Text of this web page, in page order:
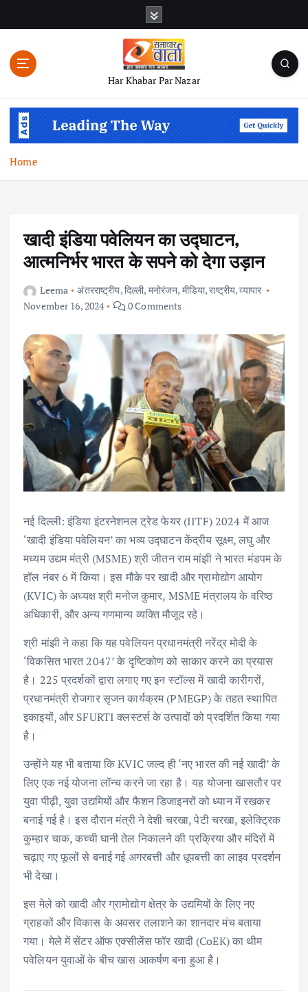
n
Har Khabar Par Nazar
Home
खादी इंडिया पवेलियन का उद्घाटन,
आत्मनिर्भर भारत के सपने को देगा उड़ान
Leema अंतरराष्ट्रीय,दिल्ली, मनोरंजन, मीडिया,राष्ट्रीय,व्यापार
November 16, 2024
0 Comments
नई दिल्ली: इंडिया इंटरनेशनल ट्रेड फेयर (IITF) 2024 में आज
‘खादी इंडिया पवेलियन’ का भव्य उद्घाटन केंद्रीय सूक्ष्म, लघु और
मध्यम उद्यम मंत्री (MSME) श्री जीतन राम मांझी ने भारत मंडपम के
हॉल नंबर 6 में किया। इस मौके पर खादी और ग्रामोद्योग आयोग
(KVIC) के अध्यक्ष श्री मनोज कुमार, MSME मंत्रालय के वरिष्ठ
अधिकारी, और अन्य गणमान्य व्यक्ति मौजूद रहे।
श्री मांझी ने कहा कि यह पवेलियन प्रधानमंत्री नरेंद्र मोदी के
‘विकसित भारत 2047’ के दृष्टिकोण को साकार करने का प्रयास
है। 225 प्रदर्शकों द्वारा लगाए गए इन स्टॉल्स में खादी कारीगरों,
प्रधानमंत्री रोजगार सृजन कार्यक्रम (PMEGP) के तहत स्थापित
इकाइयों, और SFURTI क्लस्टर्स के उत्पादों को प्रदर्शित किया गया
है।
उन्होंने यह भी बताया कि KVIC जल्द ही ‘नए भारत की नई खादी’ के
लिए एक नई योजना लॉन्च करने जा रहा है। यह योजना खासतौर पर
युवा पीढ़ी, युवा उद्यमियों और फैशन डिजाइनरों को ध्यान में रखकर
बनाई गई है। इस दौरान मंत्री ने देशी चरखा, पेटी चरखा, इलेक्ट्रिक
कुम्हार चाक, कच्ची घानी तेल निकालने की प्रक्रिया और मंदिरों में
चढ़ाए गए फूलों से बनाई गई अगरबत्ती और धूपबत्ती का लाइव प्रदर्शन
भी देखा।
इस मेले को खादी और ग्रामोद्योग क्षेत्र के उद्यमियों के लिए नए
ग्राहकों और विकास के अवसर तलाशने का शानदार मंच बताया
गया। मेले में सेंटर ऑफ एक्सीलेंस फॉर खादी (CoEK) का थीम
पवेलियन युवाओं के बीच खास आकर्षण बना हुआ है।